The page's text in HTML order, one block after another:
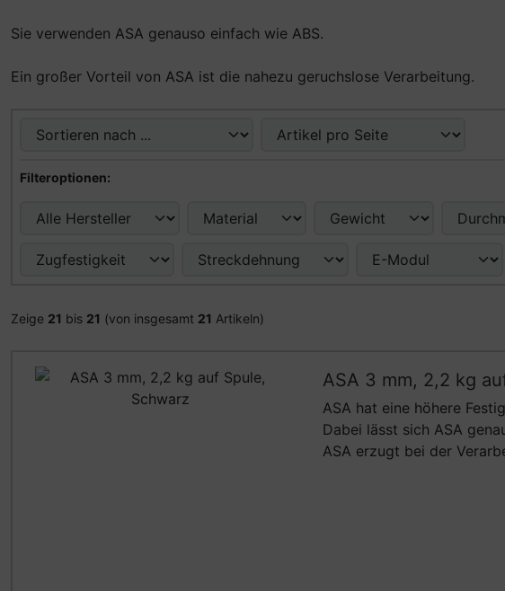
Sie verwenden ASA genauso einfach wie ABS.
Ein großer Vorteil von ASA ist die nahezu geruchslose Verarbeitung.
Hier können Sie die nachfolgenden Artikel nach ihren Eigenschaften
Filteroptionen:
Zeige 21 bis 21 (von insgesamt 21 Artikeln)
ASA 3 mm, 2,2 kg
ASA hat eine höhere
Dabei lässt sich ASA
ASA erzugt bei der